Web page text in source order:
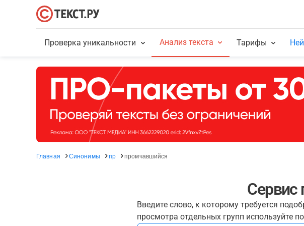
Проверка уникальности Анализ текста Тарифы
Главная Синонимы пр промчавшийся
Сервис
Введите слово, к которому требуется
просмотра отдельных групп используйте